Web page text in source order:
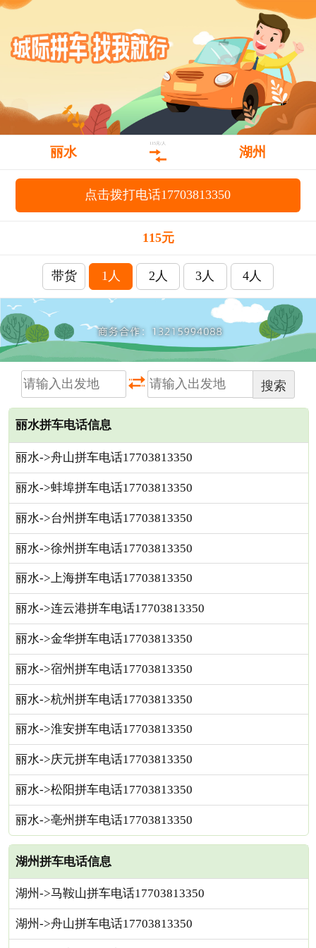
丽水
115元/人
湖州
点击拨打电话17703813350
115元
带货 1人 2人 3人 4人
搜索
丽水拼车电话信息
丽水->舟山拼车电话17703813350
丽水->蚌埠拼车电话17703813350
丽水->台州拼车电话17703813350
丽水->徐州拼车电话17703813350
丽水->上海拼车电话17703813350
丽水->连云港拼车电话17703813350
丽水->金华拼车电话17703813350
丽水->宿州拼车电话17703813350
丽水->杭州拼车电话17703813350
丽水->淮安拼车电话17703813350
丽水->庆元拼车电话17703813350
丽水->松阳拼车电话17703813350
丽水->亳州拼车电话17703813350
湖州拼车电话信息
湖州->马鞍山拼车电话17703813350
湖州->舟山拼车电话17703813350